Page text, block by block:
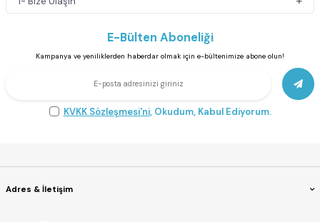
E-Bülten Aboneliği
Kampanya ve yeniliklerden haberdar olmak için e-bültenimize abone olun!
KVKK Sözleşmesi'ni, Okudum, Kabul Ediyorum.
Adres & İletişim